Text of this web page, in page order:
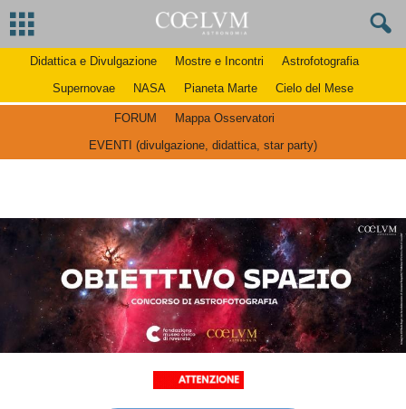
Didattica e Divulgazione Mostre e Incontri
Astrofotografia
Supernovae
NASA Pianeta Marte Cielo del Mese
FORUM
Mappa Osservatori
EVENTI (divulgazione, didattica, star party)